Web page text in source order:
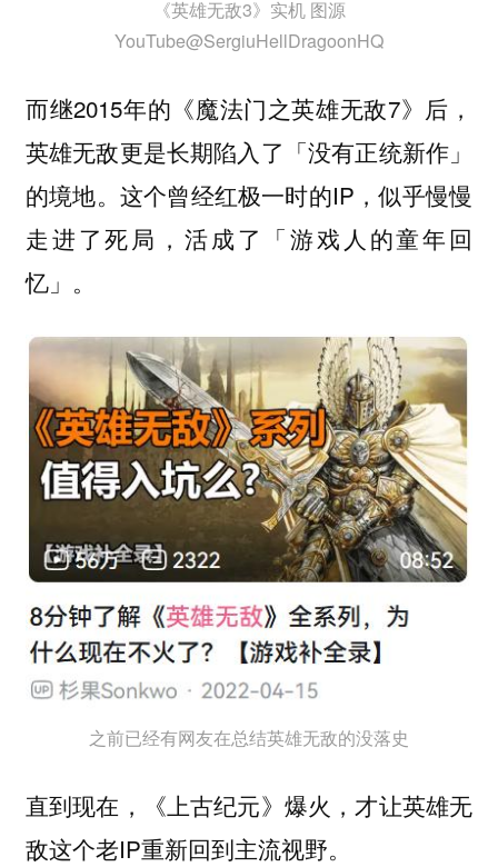
《英雄无敌3》实机 图源
YouTube@SergiuHellDragoonHQ
而继2015年的《魔法门之英雄无敌7》后，
英雄无敌更是长期陷入了「没有正统新作」
的境地。这个曾经红极一时的IP，似乎慢慢
走进了死局，活成了「游戏人的童年回
忆」。
之前已经有网友在总结英雄无敌的没落史
直到现在，《上古纪元》爆火，才让英雄无
敌这个老IP重新回到主流视野。